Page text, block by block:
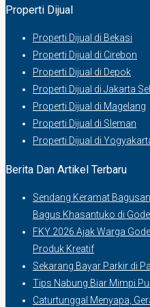
Properti Dijual
Properti Dijual di Bekasi
Properti Dijual di Cirebon
Properti Dijual di Depok
Properti Dijual di Jakarta
Properti Dijual di Magelang
Properti Dijual di Sleman
Properti Dijual di
Berita Dan Artikel Terbaru
Sendang Keramat
Bagus Khasantuko di
FKY 2026 Ajak Warga
Produk Kreatif
Sekarang Bayar Parkir di
Tips Nabung Biar Mimpi
Caturtunggal Menyapa,